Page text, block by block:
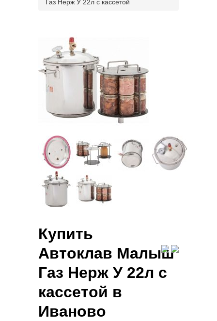
Газ Нерж У 22л с кассетой
Купить
Автоклав Малыш
Газ Нерж У 22л с
кассетой в
Иваново